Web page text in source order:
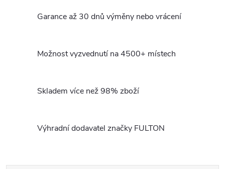
Garance až 30 dnů výměny nebo vrácení
Možnost vyzvednutí na 4500+ místech
Skladem více než 98% zboží
Výhradní dodavatel značky FULTON